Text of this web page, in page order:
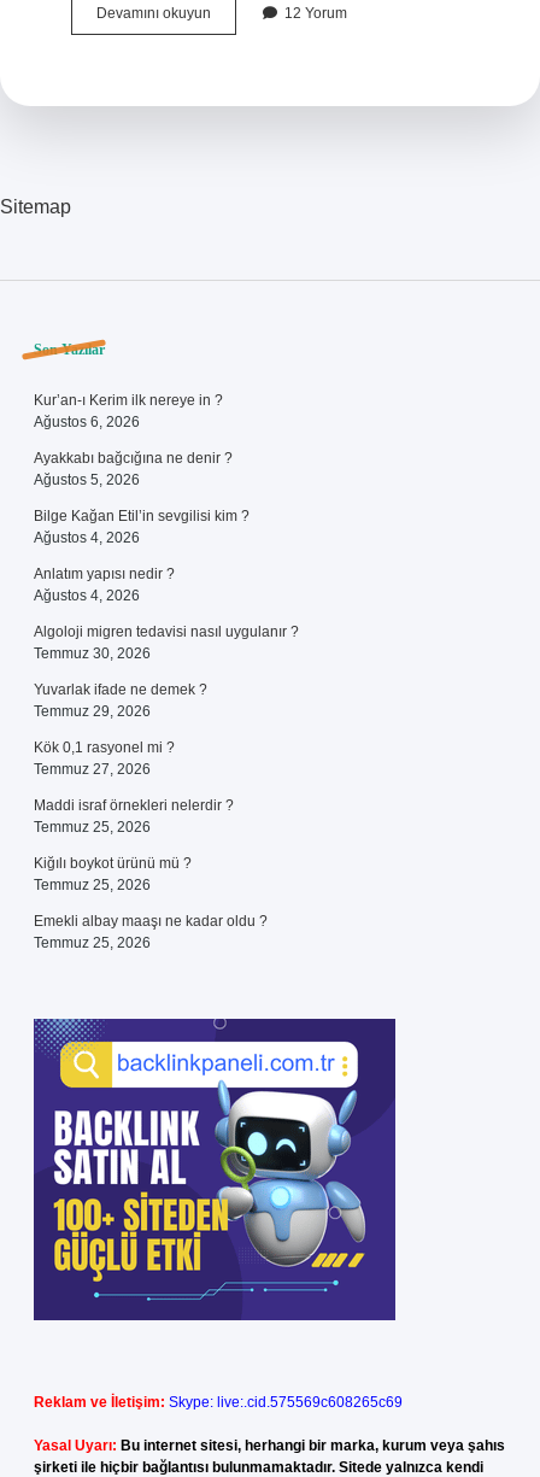
Devamını okuyunCinsel
Terapiye
12 Yorum
Sitemap
Sidebar
Son Yazılar
Kur’an-ı Kerim ilk nereye in ?
Ağustos 6, 2026
Ayakkabı bağcığına ne denir ?
Ağustos 5, 2026
Bilge Kağan Etil’in sevgilisi kim ?
Ağustos 4, 2026
Anlatım yapısı nedir ?
Ağustos 4, 2026
Algoloji migren tedavisi nasıl uygulanır ?
Temmuz 30, 2026
Yuvarlak ifade ne demek ?
Temmuz 29, 2026
Kök 0,1 rasyonel mi ?
Temmuz 27, 2026
Maddi israf örnekleri nelerdir ?
Temmuz 25, 2026
Kiğılı boykot ürünü mü ?
Temmuz 25, 2026
Emekli albay maaşı ne kadar oldu ?
Temmuz 25, 2026
Reklam ve İletişim: Skype: live:.cid.575569c608265c69
Yasal Uyarı: Bu internet sitesi, herhangi bir marka, kurum veya şahıs
şirketi ile hiçbir bağlantısı bulunmamaktadır. Sitede yalnızca kendi